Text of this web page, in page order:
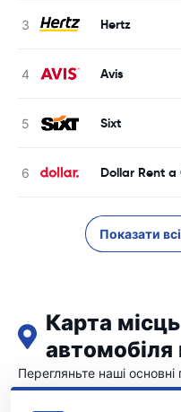
Hertz
Avis
Sixt
Dollar Rent a
Показати
Карта
автомобіля
Перегляньте наші
Люблін